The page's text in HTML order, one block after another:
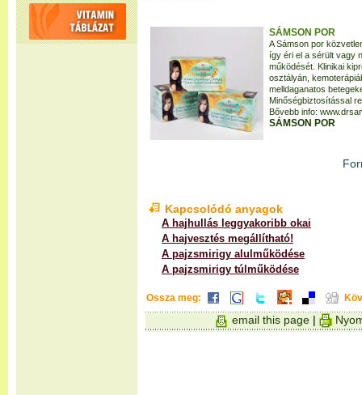
SÁMSON POR
A Sámson por
így éri el a sérült vagy
működését. Klinikai
osztályán,
melldaganatos
Minőségbiztosítással
Bővebb info:
SÁMSON POR
Kapcsolódó anyagok
A hajhullás leggyakoribb okai
A hajvesztés megállítható!
A pajzsmirigy alulműködése
A pajzsmirigy túlműködése
Ossza meg:
email this page |